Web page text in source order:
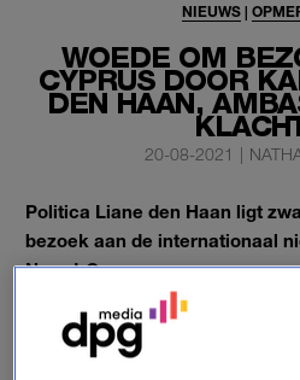
WOEDE OM
CYPRUS DOOR
DEN HAAN,
NIEUWS |
20-08-2021 |
Politica Liane den Haan ligt
bezoek aan de internationaal
Noord-Cyprus.
Daarnaast diende de ambassade